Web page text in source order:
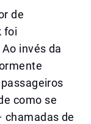
de
foi
invés da
como se
chamadas de